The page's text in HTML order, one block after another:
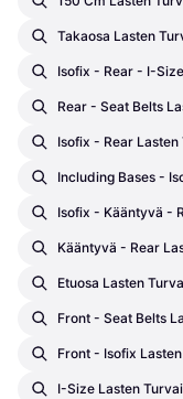
Takaosa Lasten
Isofix - Rear - I-
Rear - Seat Belts
Isofix - Rear
Including Bases -
Isofix - Kääntyvä -
Kääntyvä - Rear
Etuosa Lasten
Front - Seat Belts
Front - Isofix
I-Size Lasten